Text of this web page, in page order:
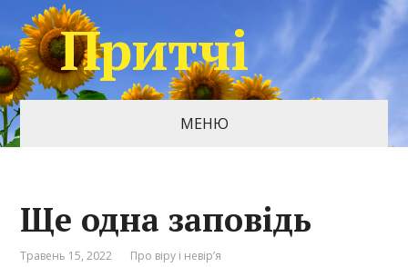
Притчі
МЕНЮ
Ще одна заповідь
Травень 15, 2022 Про віру і невір’я